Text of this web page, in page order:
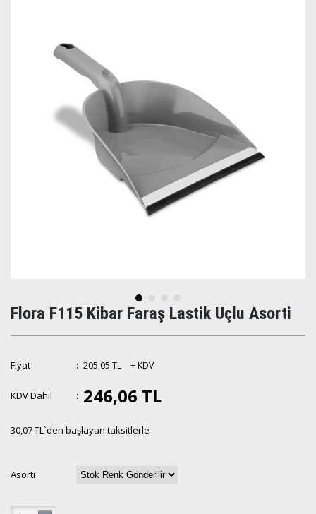
Flora F115 Kibar Faraş Lastik Uçlu Asorti
Fiyat : 205,05 TL + KDV
KDV Dahil : 246,06 TL
30,07 TL`den başlayan taksitlerle
Asorti